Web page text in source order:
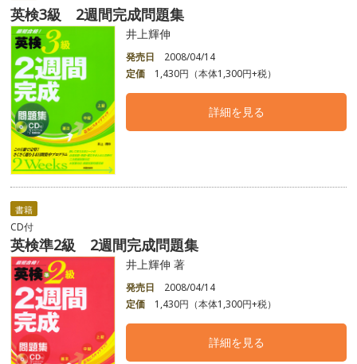
英検3級 2週間完成問題集
井上輝伸
発売日
2008/04/14
定価
1,430円（本体1,300円+税）
詳細を見る
書籍
CD付
英検準2級 2週間完成問題集
井上輝伸 著
発売日
2008/04/14
定価
1,430円（本体1,300円+税）
詳細を見る